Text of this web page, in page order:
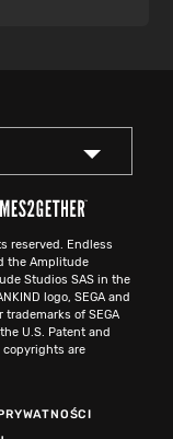
reserved. Endless
the Amplitude
Studios SAS in the
logo, SEGA and
trademarks of SEGA
U.S. Patent and
copyrights are